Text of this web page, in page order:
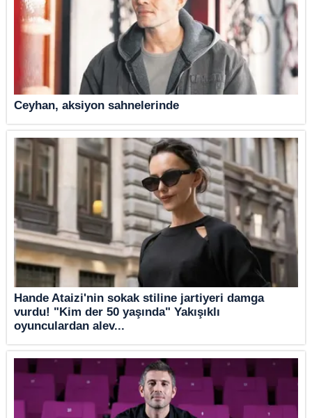
Ceyhan, aksiyon sahnelerinde
Hande Ataizi'nin sokak stiline jartiyeri damga
vurdu! "Kim der 50 yaşında" Yakışıklı
oyunculardan alev...